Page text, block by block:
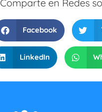
Comparte en Redes
Facebook
LinkedIn